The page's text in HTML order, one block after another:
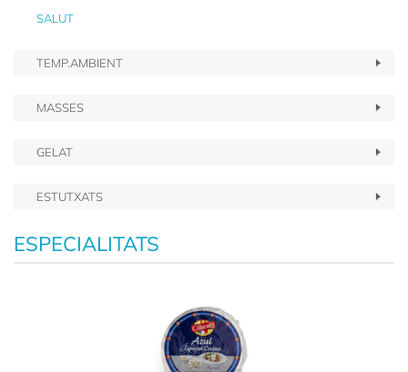
SALUT
TEMP.AMBIENT
MASSES
GELAT
ESTUTXATS
ESPECIALITATS